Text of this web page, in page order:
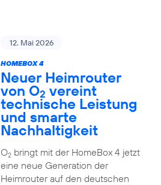
12. Mai 2026
HOMEBOX 4
Neuer Heimrouter
von O2 vereint
technische Leistung
und smarte
Nachhaltigkeit
O2bringt mit der HomeBox 4 jetzt
eine neue Generation der
Heimrouter auf den deutschen